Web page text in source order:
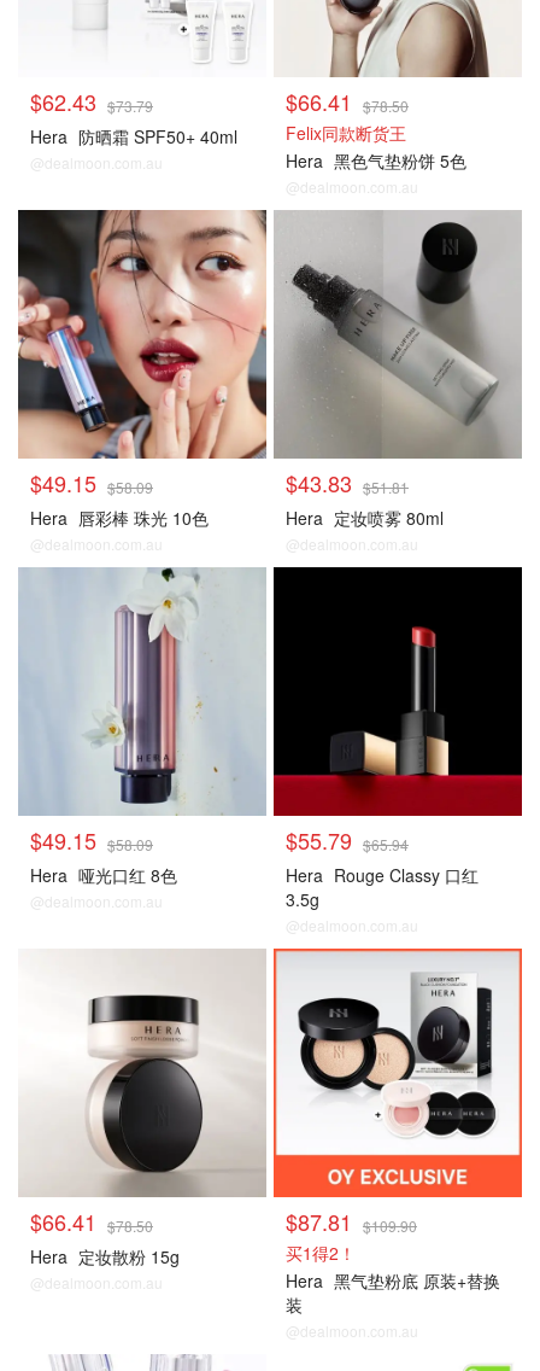
$62.43 $73.79
Hera 防晒霜 SPF50+ 40ml
@dealmoon.com.au
$66.41 $78.50
Felix同款断货王
Hera 黑色气垫粉饼 5色
@dealmoon.com.au
$49.15 $58.09
Hera 唇彩棒 珠光 10色
@dealmoon.com.au
$43.83 $51.81
Hera 定妆喷雾 80ml
@dealmoon.com.au
$49.15 $58.09
Hera 哑光口红 8色
@dealmoon.com.au
$55.79 $65.94
Hera Rouge Classy 口红
3.5g
@dealmoon.com.au
$66.41 $78.50
Hera 定妆散粉 15g
@dealmoon.com.au
$87.81 $109.90
买1得2！
Hera 黑气垫粉底 原装+替换
装
@dealmoon.com.au